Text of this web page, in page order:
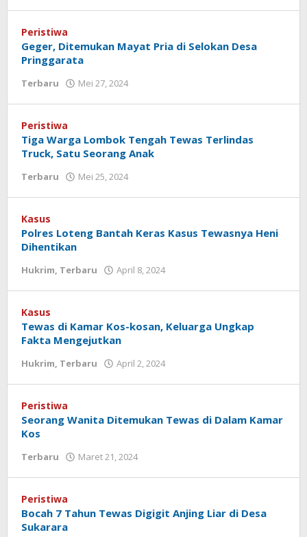
Peristiwa
Geger, Ditemukan Mayat Pria di Selokan Desa
Pringgarata
Terbaru Mei 27, 2024
Peristiwa
Tiga Warga Lombok Tengah Tewas Terlindas
Truck, Satu Seorang Anak
Terbaru Mei 25, 2024
Kasus
Polres Loteng Bantah Keras Kasus Tewasnya Heni
Dihentikan
Hukrim, Terbaru April 8, 2024
Kasus
Tewas di Kamar Kos-kosan, Keluarga Ungkap
Fakta Mengejutkan
Hukrim, Terbaru April 2, 2024
Peristiwa
Seorang Wanita Ditemukan Tewas di Dalam Kamar
Kos
Terbaru Maret 21, 2024
Peristiwa
Bocah 7 Tahun Tewas Digigit Anjing Liar di Desa
Sukarara